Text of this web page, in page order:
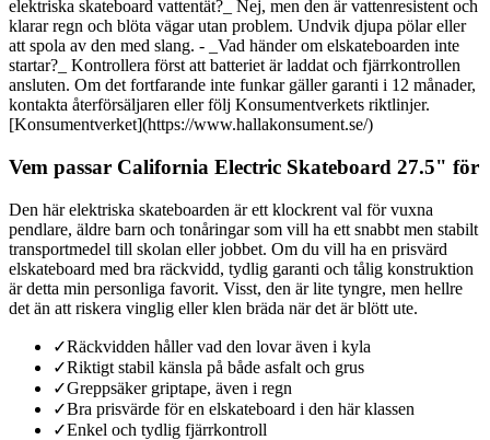
elektriska skateboard vattentät?_ Nej, men den är vattenresistent och
klarar regn och blöta vägar utan problem. Undvik djupa pölar eller
att spola av den med slang. - _Vad händer om elskateboarden inte
startar?_ Kontrollera först att batteriet är laddat och fjärrkontrollen
ansluten. Om det fortfarande inte funkar gäller garanti i 12 månader,
kontakta återförsäljaren eller följ Konsumentverkets riktlinjer.
[Konsumentverket](https://www.hallakonsument.se/)
Vem passar California Electric Skateboard 27.5" för
Den här elektriska skateboarden är ett klockrent val för vuxna
pendlare, äldre barn och tonåringar som vill ha ett snabbt men stabilt
transportmedel till skolan eller jobbet. Om du vill ha en prisvärd
elskateboard med bra räckvidd, tydlig garanti och tålig konstruktion
är detta min personliga favorit. Visst, den är lite tyngre, men hellre
det än att riskera vinglig eller klen bräda när det är blött ute.
✓Räckvidden håller vad den lovar även i kyla
✓Riktigt stabil känsla på både asfalt och grus
✓Greppsäker griptape, även i regn
✓Bra prisvärde för en elskateboard i den här klassen
✓Enkel och tydlig fjärrkontroll